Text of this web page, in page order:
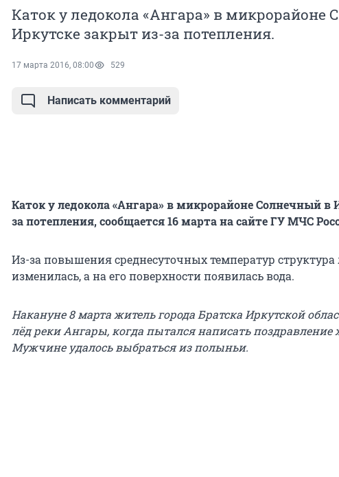
Каток у ледокола «Ангара» в микрорайоне
Иркутске закрыт из-за потепления.
17 марта 2016, 08:00 529
Написать комментарий
Каток у ледокола «Ангара» в микрорайоне Солнечный в
за потепления, сообщается 16 марта на сайте ГУ МЧС
Из-за повышения среднесуточных температур структура
изменилась, а на его поверхности появилась вода.
Накануне 8 марта житель города Братска Иркутской
лёд реки Ангары, когда пытался написать поздравление
Мужчине удалось выбраться из полыньи.